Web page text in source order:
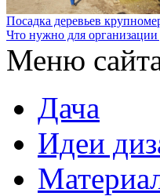
Посадка деревьев
Что нужно для организации
Меню
Дача
Идеи